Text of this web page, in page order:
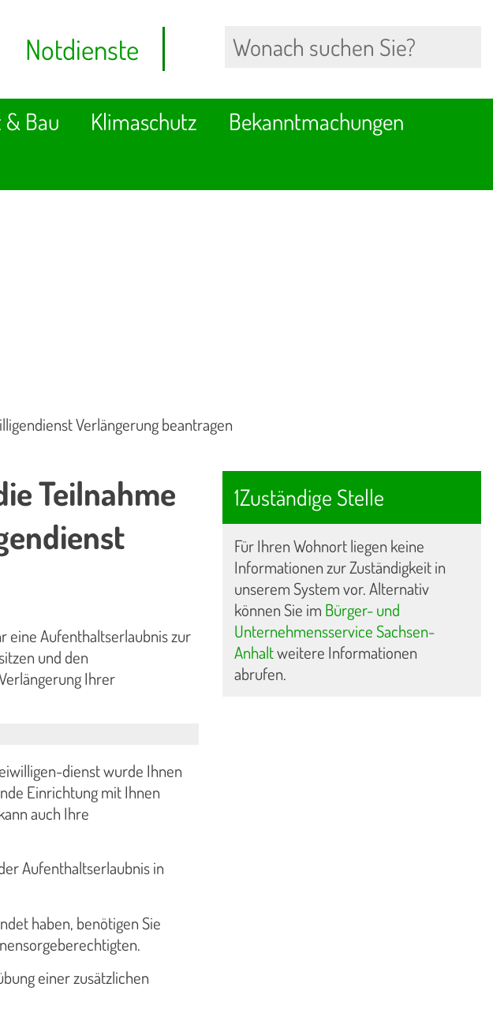
Notdienste
Bau Klimaschutz
Bekanntmachungen
Verlängerung beantragen
Teilnahme
eine Aufenthaltserlaubnis zur
und den
Ihrer
dienst wurde Ihnen
Einrichtung mit Ihnen
auch Ihre
Aufenthaltserlaubnis in
haben, benötigen Sie
einer zusätzlichen
1Zuständige Stelle
Für Ihren Wohnort liegen keine
Informationen zur Zuständigkeit in
unserem System vor. Alternativ
können Sie im Bürger- und
Unternehmensservice Sachsen-
Anhaltweitere Informationen
abrufen.